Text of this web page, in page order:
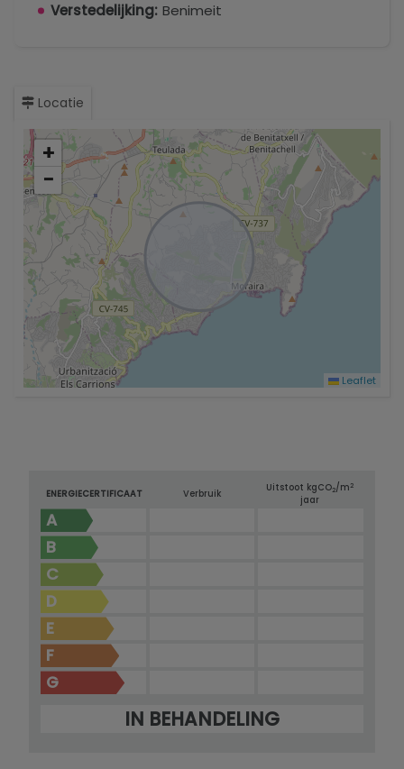
Verstedelijking: Benimeit
Locatie
+
−
Leaflet
ENERGIECERTIFICAAT Verbruik
Uitstoot kgCO2/m2
jaar
A
B
C
D
E
F
G
IN BEHANDELING